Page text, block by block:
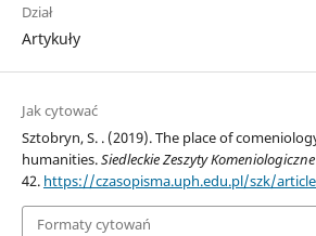
Dział
Artykuły
Jak cytować
Sztobryn, S. . (2019). The place of
humanities.Siedleckie Zeszyty
42. https://czasopisma.uph.edu.pl/szk/
Formaty cytowań